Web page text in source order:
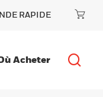
RAPIDE
Acheter